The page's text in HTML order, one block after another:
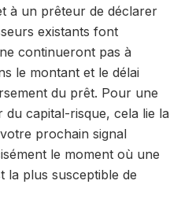
à un prêteur de déclarer
existants font
continueront pas à
le montant et le délai
du prêt. Pour une
capital-risque, cela lie la
prochain signal
le moment où une
la plus susceptible de